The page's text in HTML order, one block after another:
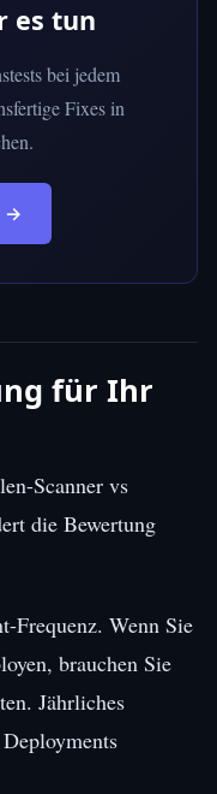
es tun
bei jedem
Fixes in
→
für Ihr
Scanner vs
die Bewertung
Frequenz. Wenn Sie
brauchen Sie
Jährliches